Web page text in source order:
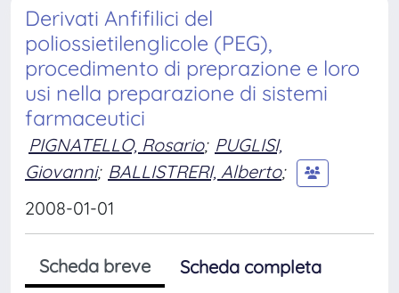
Derivati Anfifilici del
poliossietilenglicole (PEG),
procedimento di preprazione e loro
usi nella preparazione di sistemi
farmaceutici
PIGNATELLO, Rosario; PUGLISI,
Giovanni; BALLISTRERI, Alberto;
2008-01-01
Scheda breve
Scheda completa